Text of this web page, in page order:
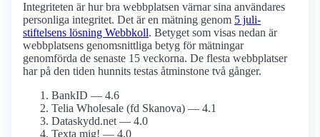
Integriteten är hur bra webbplatsen värnar sina användares
personliga integritet. Det är en mätning genom 5 juli-
stiftelsens lösning Webbkoll. Betyget som visas nedan är
webbplatsens genomsnittliga betyg för mätningar
genomförda de senaste 15 veckorna. De flesta webbplatser
har på den tiden hunnits testas åtminstone två gånger.
BankID — 4.6
Telia Wholesale (fd Skanova) — 4.1
Dataskydd.net — 4.0
Texta mig! — 4.0